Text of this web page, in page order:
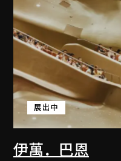
伊萬．巴恩
展出中